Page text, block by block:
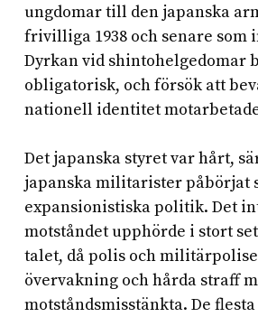
ungdomar till den japanska
frivilliga 1938 och senare som
Dyrkan vid shintohelgedomar
obligatorisk, och försök att
nationell identitet
Det japanska styret var hårt,
japanska militarister påbörjat
expansionistiska politik. Det
motståndet upphörde i stort
talet, då polis och
övervakning och hårda straff
motståndsmisstänkta. De